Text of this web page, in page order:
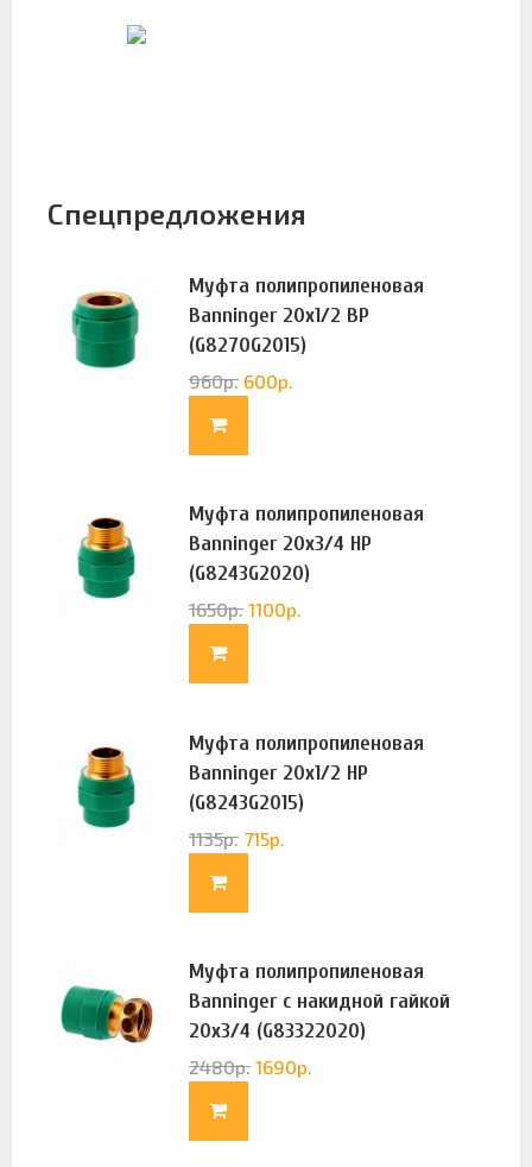
Спецпредложения
Муфта полипропиленовая
Banninger 20х1/2 ВР
(G8270G2015)
960р. 600р.
Муфта полипропиленовая
Banninger 20х3/4 НР
(G8243G2020)
1650р. 1100р.
Муфта полипропиленовая
Banninger 20х1/2 НР
(G8243G2015)
1135р. 715р.
Муфта полипропиленовая
Banninger с накидной гайкой
20х3/4 (G83322020)
2480р. 1690р.